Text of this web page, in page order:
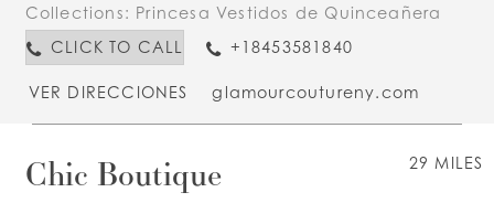
Collections: Princesa Vestidos de Quinceañera
CLICK TO CALL
+18453581840
VER DIRECCIONES glamourcoutureny.com
29 MILES
Chic Boutique